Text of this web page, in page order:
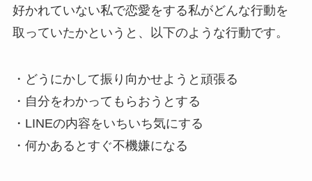
好かれていない私で恋愛をする私がどんな行動を
取っていたかというと、以下のような行動です。
・どうにかして振り向かせようと頑張る
・自分をわかってもらおうとする
・LINEの内容をいちいち気にする
・何かあるとすぐ不機嫌になる